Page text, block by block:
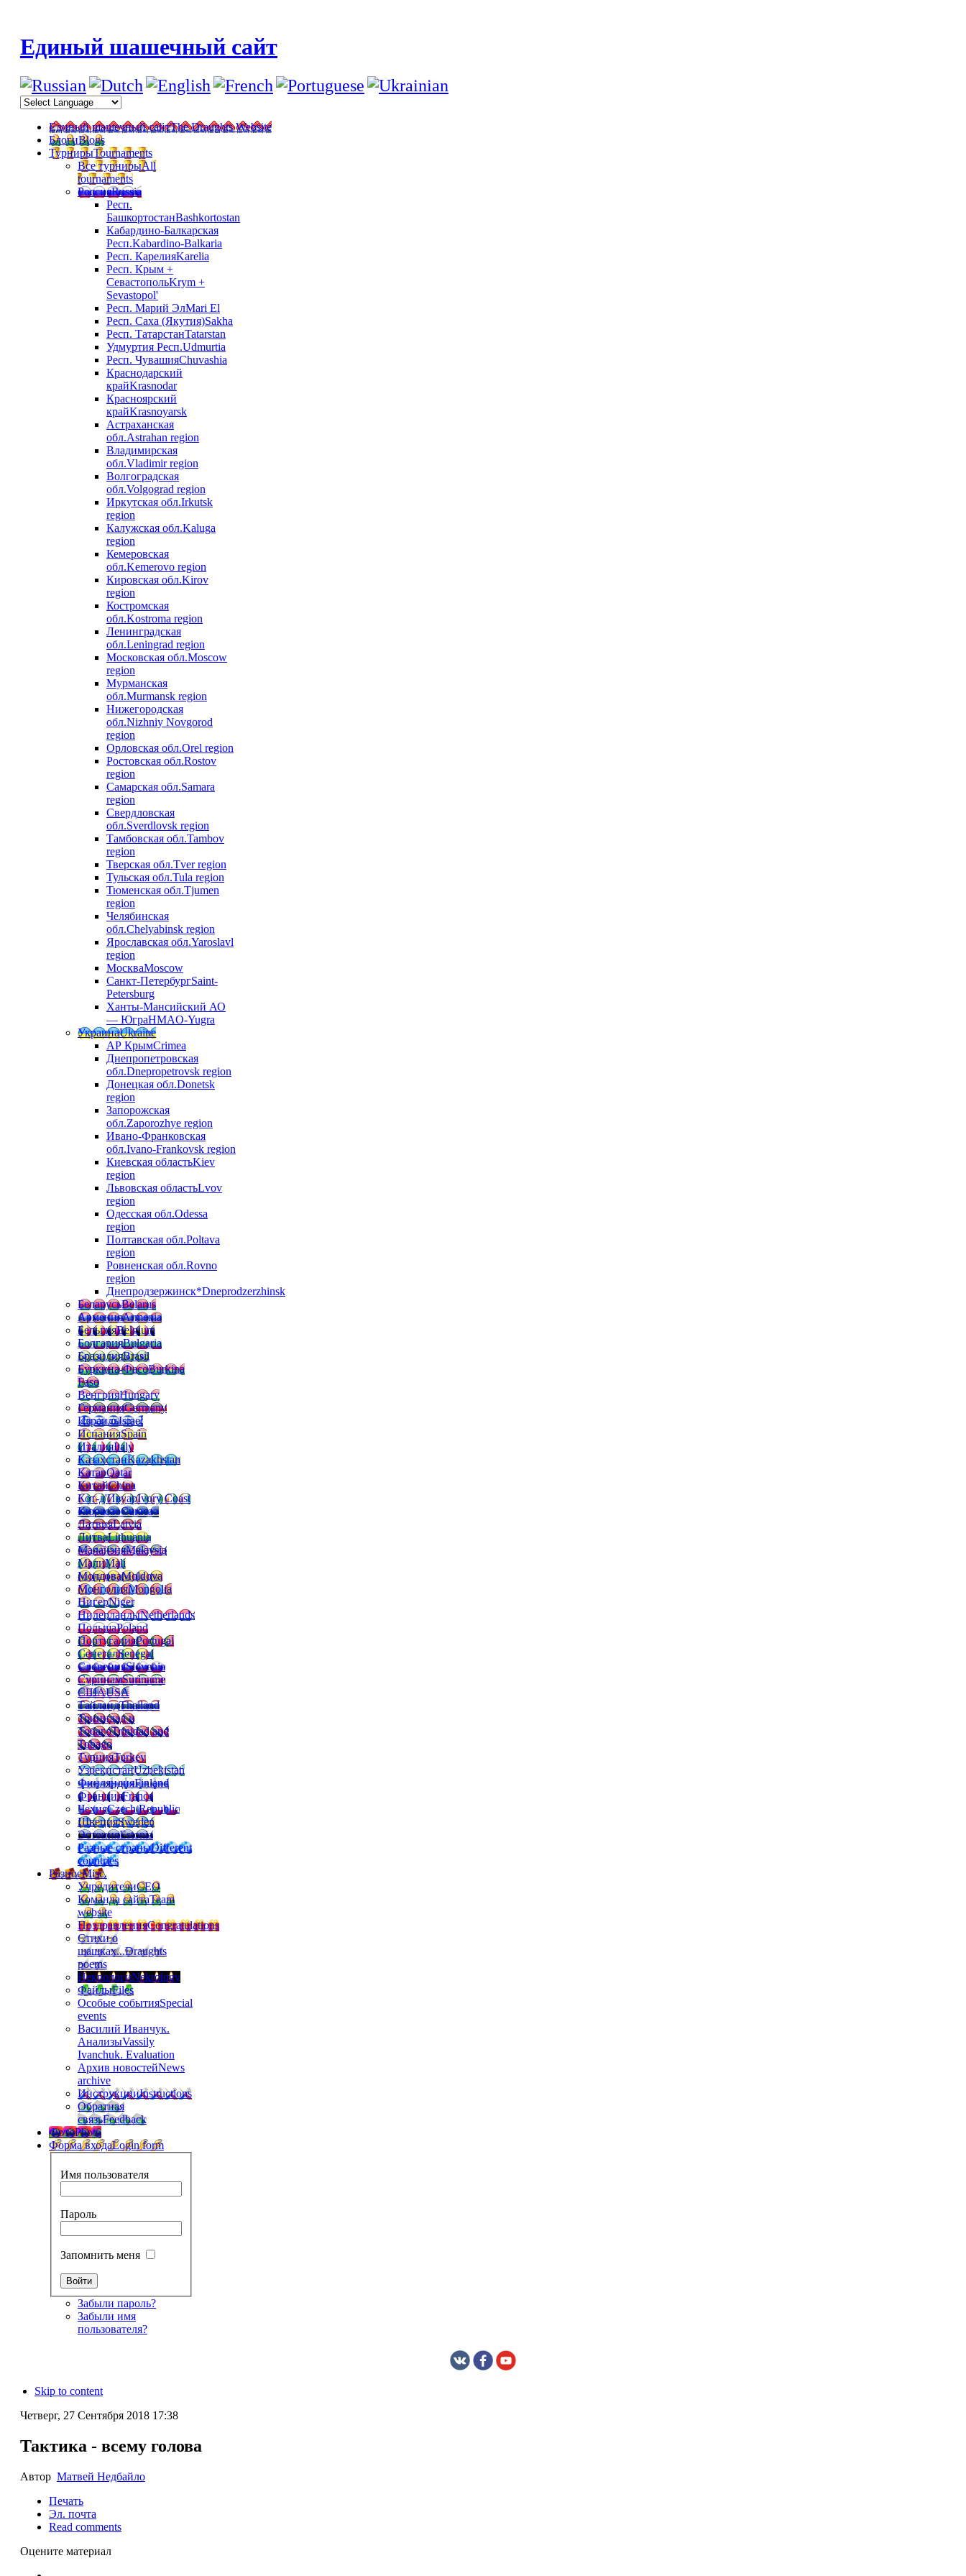
Единый шашечный сайт
Единый шашечный сайтThe Draughts Website
БлогиBlogs
ТурнирыTournaments
Все турнирыAll
tournaments
РоссияRussia
Респ.
БашкортостанBashkortostan
Кабардино-Балкарская
Респ.Kabardino-Balkaria
Респ. КарелияKarelia
Респ. Крым +
СевастопольKrym +
Sevastopol'
Респ. Марий ЭлMari El
Респ. Саха (Якутия)Sakha
Респ. ТатарстанTatarstan
Удмуртия Респ.Udmurtia
Респ. ЧувашияChuvashia
Краснодарский
крайKrasnodar
Красноярский
крайKrasnoyarsk
Астраханская
обл.Astrahan region
Владимирская
обл.Vladimir region
Волгоградская
обл.Volgograd region
Иркутская обл.Irkutsk
region
Калужская обл.Kaluga
region
Кемеровская
обл.Kemerovo region
Кировская обл.Kirov
region
Костромская
обл.Kostroma region
Ленинградская
обл.Leningrad region
Московская обл.Moscow
region
Мурманская
обл.Murmansk region
Нижегородская
обл.Nizhniy Novgorod
region
Орловская обл.Orel region
Ростовская обл.Rostov
region
Самарская обл.Samara
region
Свердловская
обл.Sverdlovsk region
Тамбовская обл.Tambov
region
Тверская обл.Tver region
Тульская обл.Tula region
Тюменская обл.Tjumen
region
Челябинская
обл.Chelyabinsk region
Ярославская обл.Yaroslavl
region
МоскваMoscow
Санкт-ПетербургSaint-
Petersburg
Ханты-Мансийский АО
— ЮграHMAO-Yugra
УкраинаUkraine
АР КрымCrimea
Днепропетровская
обл.Dnepropetrovsk region
Донецкая обл.Donetsk
region
Запорожская
обл.Zaporozhye region
Ивано-Франковская
обл.Ivano-Frankovsk region
Киевская областьKiev
region
Львовская областьLvov
region
Одесская обл.Odessa
region
Полтавская обл.Poltava
region
Ровненская обл.Rovno
region
Днепродзержинск*Dneprodzerzhinsk
БеларусьBelarus
АрменияArmenia
БельгияBelgium
БолгарияBulgaria
БразилияBrasil
Буркина-ФасоBurkina
Faso
ВенгрияHungary
ГерманияGermany
ИзраильIsrael
ИспанияSpain
ИталияItaly
КазахстанKazakhstan
КатарQatar
КитайChina
Кот-д'ИвуарIvory Coast
КюрасаоCuracao
ЛатвияLatvia
ЛитваLithuania
МалайзияMalaysia
МалиMali
МолдоваMoldova
МонголияMongolia
НигерNiger
НидерландыNetherlands
ПольшаPoland
ПортугалияPortugal
СенегалSenegal
СловенияSlovenia
СуринамSuriname
СШАUSA
ТайландThailand
Тринидад и
ТобагоTrinidad and
Tobago
ТурцияTurkey
УзбекистанUzbekistan
ФинляндияFinland
ФранцияFrance
ЧехияCzech Republic
ШвецияSweden
ЭстонияEstonia
Разные страныDifferent
countries
РазноеMisc.
УчредителиCEO
Команда сайтаTeam
website
ПоздравленияCongratulations
Стихи о
шашках...Draughts
poems
НекрологиNekrology
ФайлыFiles
Особые событияSpecial
events
Василий Иванчук.
АнализыVassily
Ivanchuk. Evaluation
Архив новостейNews
archive
ИнструкцииInstructions
Обратная
связьFeedback
ФотоPhoto
Форма входаLogin form
Имя пользователя
Пароль
Запомнить меня
Забыли пароль?
Забыли имя
пользователя?
Skip to content
Четверг, 27 Сентября 2018 17:38
Тактика - всему голова
Автор Матвей Недбайло
Печать
Эл. почта
Read comments
Оцените материал